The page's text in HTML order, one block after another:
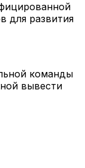
для развития
команды
вывести